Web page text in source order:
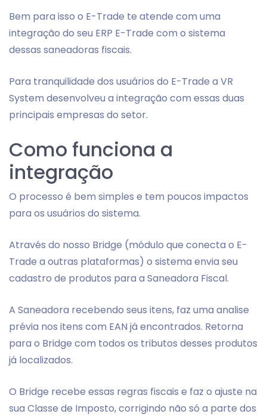
Bem para isso o E-Trade te atende com uma
integração do seu ERP E-Trade com o sistema
dessas saneadoras fiscais.
Para tranquilidade dos usuários do E-Trade a VR
System desenvolveu a integração com essas duas
principais empresas do setor.
Como funciona a
integração
O processo é bem simples e tem poucos impactos
para os usuários do sistema.
Através do nosso Bridge (módulo que conecta o E-
Trade a outras plataformas) o sistema envia seu
cadastro de produtos para a Saneadora Fiscal.
A Saneadora recebendo seus itens, faz uma analise
prévia nos itens com EAN já encontrados. Retorna
para o Bridge com todos os tributos desses produtos
já localizados.
O Bridge recebe essas regras fiscais e faz o ajuste na
sua Classe de Imposto, corrigindo não só a parte dos